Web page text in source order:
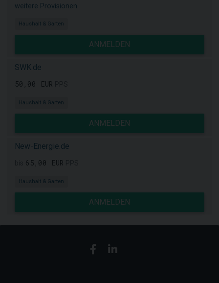
weitere Provisionen
Haushalt & Garten
ANMELDEN
SWK.de
50,00 EUR
Haushalt & Garten
ANMELDEN
New-Energie.de
65,00 EUR
Haushalt & Garten
ANMELDEN